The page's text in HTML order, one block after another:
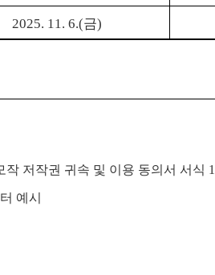
2025. 11. 6.(금)
작 저작권 귀속 및 이용 동의서 서식 1
예시